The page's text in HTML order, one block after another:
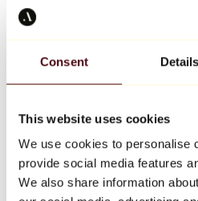
Consent Details
This website uses cookies
We use cookies to personalise
provide social media features
We also share information
Keith Haring
Tutti i designer
Opera della settimana